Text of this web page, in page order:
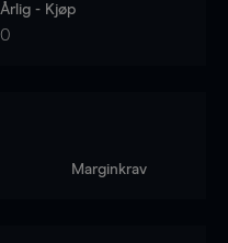
Årlig - Kjøp
0
Marginkrav